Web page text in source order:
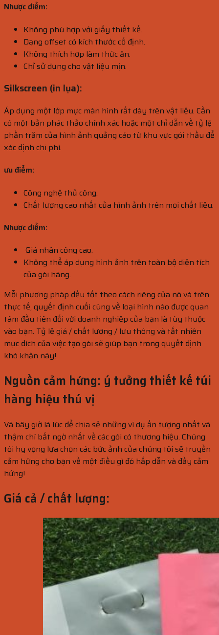
Nhược điểm:
Không phù hợp với giấy thiết kế.
Dạng offset có kích thước cố định.
Không thích hợp làm thức ăn.
Chỉ sử dụng cho vật liệu mịn.
Silkscreen (in lụa):
Áp dụng một lớp mực màn hình rất dày trên vật liệu. Cần
có một bản phác thảo chính xác hoặc một chỉ dẫn về tỷ lệ
phần trăm của hình ảnh quảng cáo từ khu vực gói thầu để
xác định chi phí.
ưu điểm:
Công nghệ thủ công.
Chất lượng cao nhất của hình ảnh trên mọi chất liệu.
Nhược điểm:
Giá nhân công cao.
Không thể áp dụng hình ảnh trên toàn bộ diện tích
của gói hàng.
Mỗi phương pháp đều tốt theo cách riêng của nó và trên
thực tế, quyết định cuối cùng về loại hình nào được quan
tâm đầu tiên đối với doanh nghiệp của bạn là tùy thuộc
vào bạn. Tỷ lệ giá / chất lượng / lưu thông và tất nhiên
mục đích của việc tạo gói sẽ giúp bạn trong quyết định
khó khăn này!
Nguồn cảm hứng: ý tưởng thiết kế túi
hàng hiệu thú vị
Và bây giờ là lúc để chia sẻ những ví dụ ấn tượng nhất và
thậm chí bất ngờ nhất về các gói có thương hiệu. Chúng
tôi hy vọng lựa chọn các bức ảnh của chúng tôi sẽ truyền
cảm hứng cho bạn về một điều gì đó hấp dẫn và đầy cảm
hứng!
Giá cả / chất lượng: